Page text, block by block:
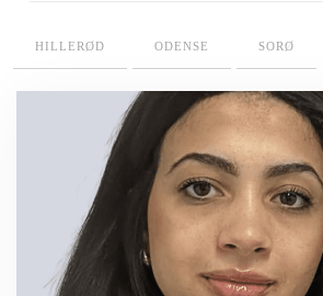
HILLERØD ODENSE SORØ